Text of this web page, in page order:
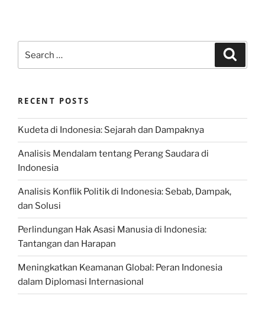
for:
RECENT POSTS
Kudeta di Indonesia: Sejarah dan Dampaknya
Analisis Mendalam tentang Perang Saudara di
Indonesia
Analisis Konflik Politik di Indonesia: Sebab, Dampak,
dan Solusi
Perlindungan Hak Asasi Manusia di Indonesia:
Tantangan dan Harapan
Meningkatkan Keamanan Global: Peran Indonesia
dalam Diplomasi Internasional